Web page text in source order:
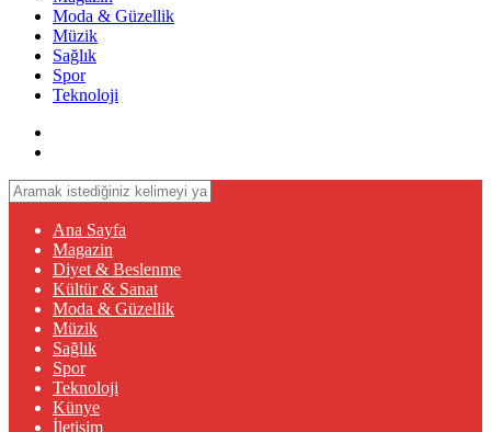
Moda & Güzellik
Müzik
Sağlık
Spor
Teknoloji
Ana Sayfa
Magazin
Diyet & Beslenme
Kültür & Sanat
Moda & Güzellik
Müzik
Sağlık
Spor
Teknoloji
Künye
İletişim